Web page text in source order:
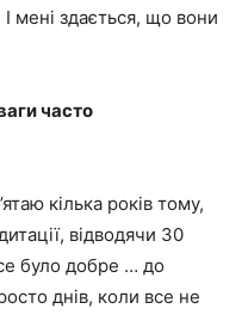
мені здається, що вони
часто
кілька років тому,
відводячи 30
було добре … до
днів, коли все не